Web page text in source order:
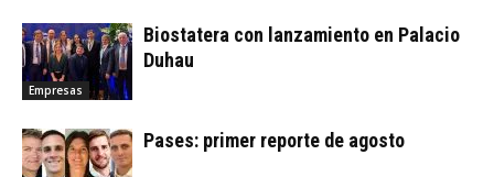
Empresas
Biostatera con lanzamiento en Palacio
Duhau
Pases: primer reporte de agosto